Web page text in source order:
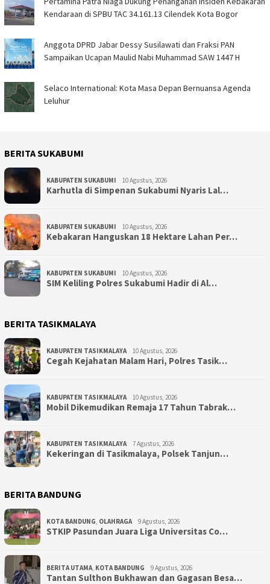
Kendaraan di SPBU TAC 34.161.13 Cilendek Kota Bogor
Anggota DPRD Jabar Dessy Susilawati dan Fraksi PAN
Sampaikan Ucapan Maulid Nabi Muhammad SAW 1447 H
Selaco International: Kota Masa Depan Bernuansa Agenda
Leluhur
BERITA SUKABUMI
KABUPATEN SUKABUMI 10 Agustus, 2026
Karhutla di Simpenan Sukabumi Nyaris Lal…
KABUPATEN SUKABUMI 10 Agustus, 2026
Kebakaran Hanguskan 18 Hektare Lahan Per…
KABUPATEN SUKABUMI 10 Agustus, 2026
SIM Keliling Polres Sukabumi Hadir di Al…
BERITA TASIKMALAYA
KABUPATEN TASIKMALAYA 10 Agustus, 2026
Cegah Kejahatan Malam Hari, Polres Tasik…
KABUPATEN TASIKMALAYA 10 Agustus, 2026
Mobil Dikemudikan Remaja 17 Tahun Tabrak…
KABUPATEN TASIKMALAYA 7 Agustus, 2026
Kekeringan di Tasikmalaya, Polsek Tanjun…
BERITA BANDUNG
KOTA BANDUNG, OLAHRAGA 9 Agustus, 2026
STKIP Pasundan Juara Liga Universitas Co…
BERITA UTAMA, KOTA BANDUNG 9 Agustus, 2026
Tantan Sulthon Bukhawan dan Gagasan Besa…